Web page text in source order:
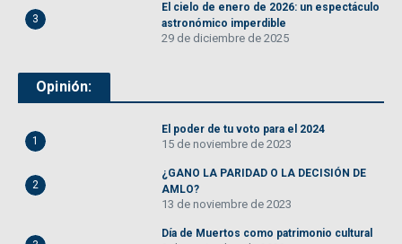
3
El cielo de enero de 2026: un espectáculo
astronómico imperdible
29 de diciembre de 2025
Opinión:
1
El poder de tu voto para el 2024
15 de noviembre de 2023
2
¿GANO LA PARIDAD O LA DECISIÓN DE
AMLO?
13 de noviembre de 2023
Día de Muertos como patrimonio cultural